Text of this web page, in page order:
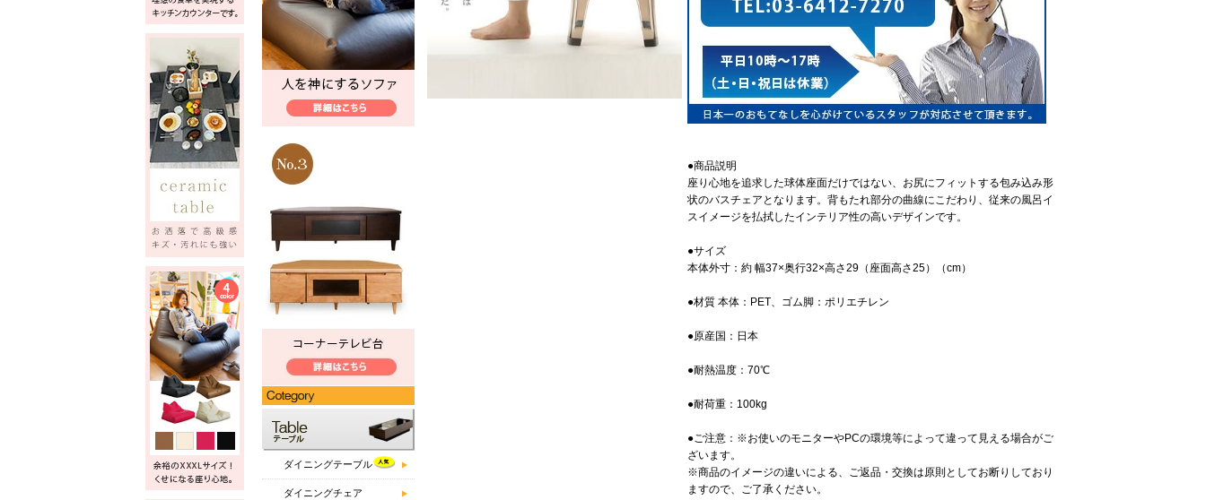
ダイニングテーブル
ダイニングチェア
●商品説明
座り心地を追求した球体座面だけではない、お尻にフィットする包み込み形
状のバスチェアとなります。背もたれ部分の曲線にこだわり、従来の風呂イ
スイメージを払拭したインテリア性の高いデザインです。
●サイズ
本体外寸：約 幅37×奥行32×高さ29（座面高さ25）（cm）
●材質 本体：PET、ゴム脚：ポリエチレン
●原産国：日本
●耐熱温度：70℃
●耐荷重：100kg
●ご注意：※お使いのモニターやPCの環境等によって違って見える場合がご
ざいます。
※商品のイメージの違いによる、ご返品・交換は原則としてお断りしており
ますので、ご了承ください。